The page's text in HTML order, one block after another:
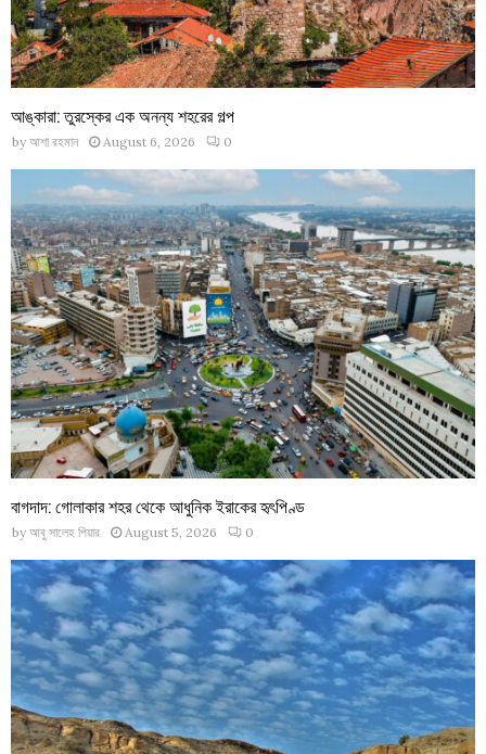
আঙ্কারা: তুরস্কের এক অনন্য শহরের গল্প
by আশা রহমান August 6, 2026 0
বাগদাদ: গোলাকার শহর থেকে আধুনিক ইরাকের হৃৎপিণ্ড
by আবু সালেহ পিয়ার August 5, 2026 0